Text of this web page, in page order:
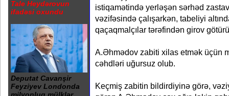
Tale Heydərovun
ifadəsi oxundu
Deputat Cavanşir
Feyziyev Londonda
istiqamətində yerləşən sərhəd
vəzifəsində çalışarkən, tabeliyi
qaçaqmalçılar tərəfindən girov
A.Əhmədov zabiti xilas etmək üçün
cəhdləri uğursuz olub.
Keçmiş zabitin bildirdiyinə görə,